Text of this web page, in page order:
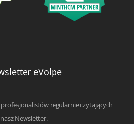
eVolpe
profesjonalistów regularnie czytających
nasz Newsletter.